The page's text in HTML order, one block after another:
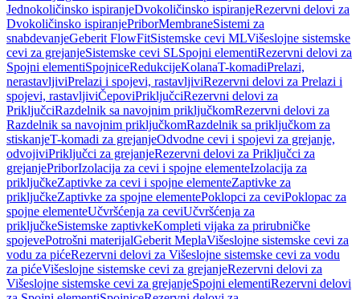
Jednokoličinsko ispiranjeDvokoličinsko ispiranjeRezervni delovi za
Dvokoličinsko ispiranjePriborMembraneSistemi za
snabdevanjeGeberit FlowFitSistemske cevi MLVišeslojne sistemske
cevi za grejanjeSistemske cevi SLSpojni elementiRezervni delovi za
Spojni elementiSpojniceRedukcijeKolanaT-komadiPrelazi,
nerastavljiviPrelazi i spojevi, rastavljiviRezervni delovi za Prelazi i
spojevi, rastavljiviČepoviPriključciRezervni delovi za
PriključciRazdelnik sa navojnim priključkomRezervni delovi za
Razdelnik sa navojnim priključkomRazdelnik sa priključkom za
stiskanjeT-komadi za grejanjeOdvodne cevi i spojevi za grejanje,
odvojiviPriključci za grejanjeRezervni delovi za Priključci za
grejanjePriborIzolacija za cevi i spojne elementeIzolacija za
priključkeZaptivke za cevi i spojne elementeZaptivke za
priključkeZaptivke za spojne elementePoklopci za ceviPoklopac za
spojne elementeUčvršćenja za ceviUčvršćenja za
priključkeSistemske zaptivkeKompleti vijaka za prirubničke
spojevePotrošni materijalGeberit MeplaVišeslojne sistemske cevi za
vodu za pićeRezervni delovi za Višeslojne sistemske cevi za vodu
za pićeVišeslojne sistemske cevi za grejanjeRezervni delovi za
Višeslojne sistemske cevi za grejanjeSpojni elementiRezervni delovi